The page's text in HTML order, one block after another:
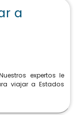
a
expertos le
viajar a Estados